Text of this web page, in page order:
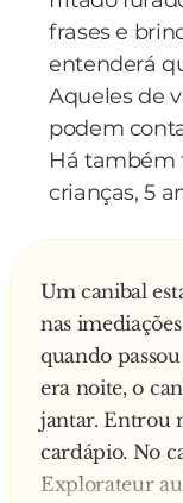
meninos
frases e
entenderá
Aqueles de
podem
Há também
crianças, 5
Um canibal
nas
quando
era noite, o
jantar. Entrou
cardápio. No
Explorateur